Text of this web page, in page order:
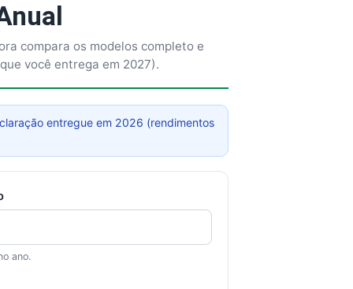
compara os modelos completo e
você entrega em 2027).
entregue em 2026 (rendimentos
ano.